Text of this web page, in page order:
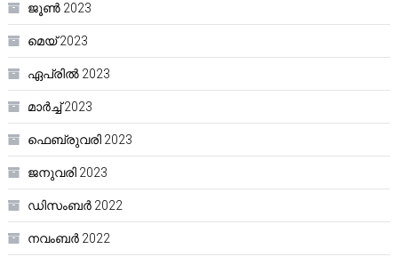
ജൂൺ 2023
മെയ്‌ 2023
ഏപ്രിൽ 2023
മാർച്ച്‌ 2023
ഫെബ്രുവരി 2023
ജനുവരി 2023
ഡിസംബർ 2022
നവംബർ 2022